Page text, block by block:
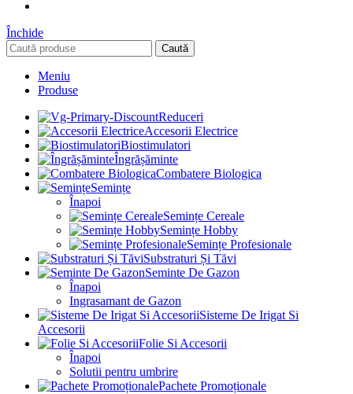
Închide
Caută
Meniu
Produse
Reduceri
Accesorii Electrice
Biostimulatori
Îngrășăminte
Combatere Biologica
Semințe
Înapoi
Semințe Cereale
Semințe Hobby
Semințe Profesionale
Substraturi Și Tăvi
Seminte De Gazon
Înapoi
Ingrasamant de Gazon
Sisteme De Irigat Si
Accesorii
Folie Si Accesorii
Înapoi
Solutii pentru umbrire
Pachete Promoționale